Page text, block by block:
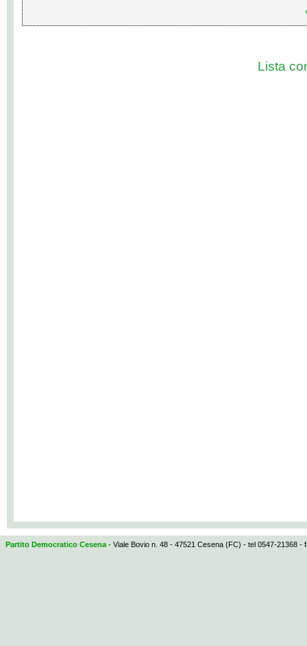
Lista
Partito Democratico Cesena - Viale Bovio n. 48 - 47521 Cesena (FC) - tel 0547-21368 -